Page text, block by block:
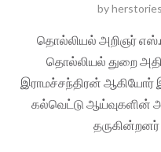
byherstories
தொல்லியல் அறிஞர்
தொல்லியல் துறை
இராமச்சந்திரன் ஆகியோர்
கல்வெட்டு ஆய்வுகளின்
தருகின்றனர்